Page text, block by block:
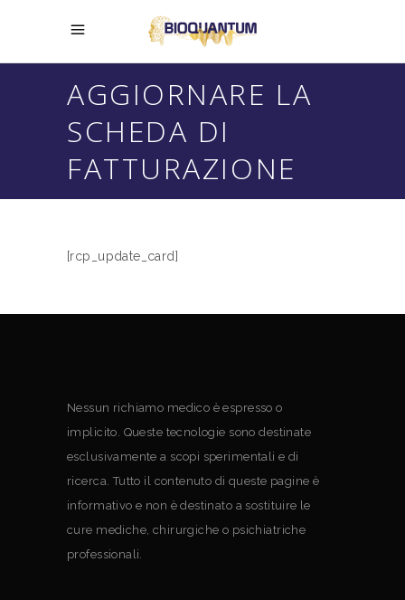
AGGIORNARE LA
SCHEDA DI
FATTURAZIONE
[rcp_update_card]
Nessun richiamo medico è espresso o
implicito. Queste tecnologie sono destinate
esclusivamente a scopi sperimentali e di
ricerca. Tutto il contenuto di queste pagine è
informativo e non è destinato a sostituire le
cure mediche, chirurgiche o psichiatriche
professionali.